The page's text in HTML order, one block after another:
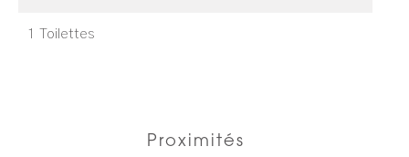
1 Toilettes
Proximités